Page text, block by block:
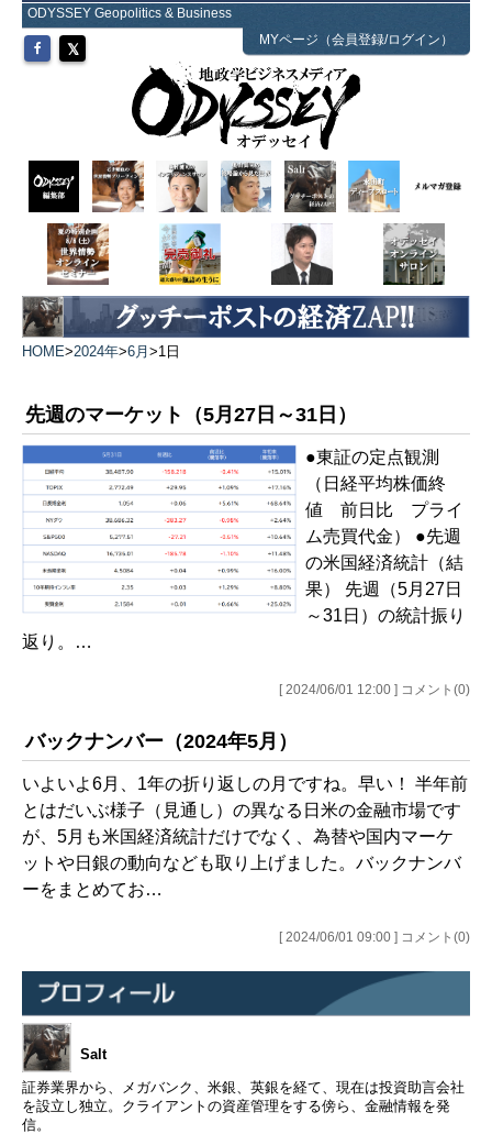
ODYSSEY Geopolitics & Business
MYページ（会員登録/ログイン）
HOME>2024年>6月 >1日
先週のマーケット（5月27日～31日）
●東証の定点観測
（日経平均株価終
値 前日比 プライ
ム売買代金） ●先週
の米国経済統計（結
果） 先週（5月27日
～31日）の統計振り
返り。…
[ 2024/06/01 12:00 ] コメント(0)
バックナンバー（2024年5月）
いよいよ6月、1年の折り返しの月ですね。早い！ 半年前
とはだいぶ様子（見通し）の異なる日米の金融市場です
が、5月も米国経済統計だけでなく、為替や国内マーケ
ットや日銀の動向なども取り上げました。バックナンバ
ーをまとめてお…
[ 2024/06/01 09:00 ] コメント(0)
Salt
証券業界から、メガバンク、米銀、英銀を経て、現在は投資助言会社
を設立し独立。クライアントの資産管理をする傍ら、金融情報を発
信。